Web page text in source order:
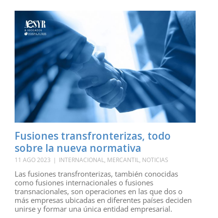
Fusiones transfronterizas, todo
sobre la nueva normativa
11 AGO 2023 | INTERNACIONAL, MERCANTIL, NOTICIAS
Las fusiones transfronterizas, también conocidas
como fusiones internacionales o fusiones
transnacionales, son operaciones en las que dos o
más empresas ubicadas en diferentes países deciden
unirse y formar una única entidad empresarial.